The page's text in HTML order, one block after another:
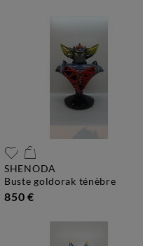
SHENODA
buste goldorak ténèbre
850 €